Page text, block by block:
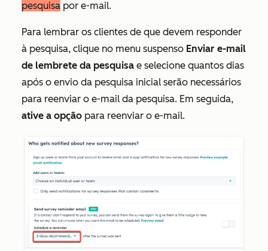
pesquisa por e-mail.
Para lembrar os clientes de que devem responder
à pesquisa, clique no menu suspenso Enviar e-mail
de lembrete da pesquisa e selecione quantos dias
após o envio da pesquisa inicial serão necessários
para reenviar o e-mail da pesquisa. Em seguida,
ative a opção para reenviar o e-mail.